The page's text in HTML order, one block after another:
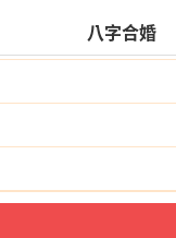
八字合婚